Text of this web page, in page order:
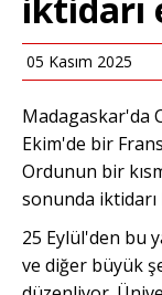
05 Kasım 2025
Madagaskar'da
Ekim'de bir
Ordunun bir
sonunda
25 Eylül'den bu
ve diğer büyük